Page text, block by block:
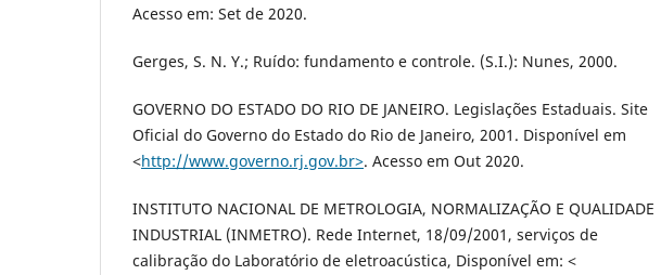
Acesso em: Set de 2020.
Gerges, S. N. Y.; Ruído: fundamento e controle. (S.I.): Nunes, 2000.
GOVERNO DO ESTADO DO RIO DE JANEIRO. Legislações Estaduais. Site
Oficial do Governo do Estado do Rio de Janeiro, 2001. Disponível em
˂http://www.governo.rj.gov.br˃. Acesso em Out 2020.
INSTITUTO NACIONAL DE METROLOGIA, NORMALIZAÇÃO E QUALIDADE
INDUSTRIAL (INMETRO). Rede Internet, 18/09/2001, serviços de
calibração do Laboratório de eletroacústica, Disponível em: ˂